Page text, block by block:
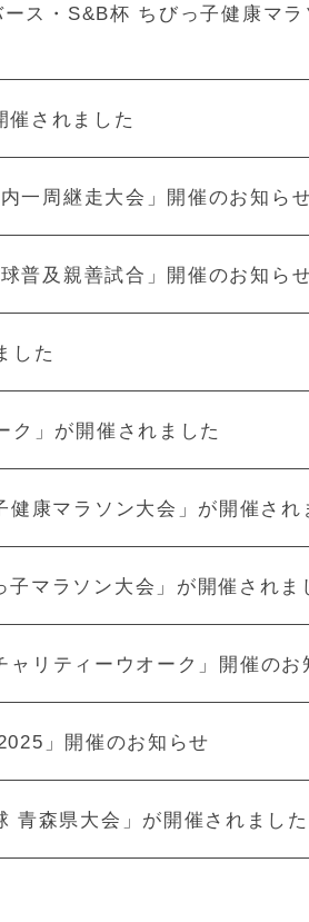
ス・S&B杯 ちびっ子健康マ
催されました
一周継走大会」開催のお知ら
普及親善試合」開催のお知ら
した
ク」が開催されました
健康マラソン大会」が開催され
子マラソン大会」が開催されま
リティーウオーク」開催のお
」開催のお知らせ
青森県大会」が開催されました